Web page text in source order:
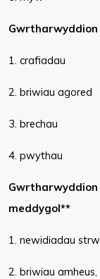
1. crafiadau
2. briwiau agored
3. brechau
4. pwythau
meddygol**
1. newidiadau
2. briwiau